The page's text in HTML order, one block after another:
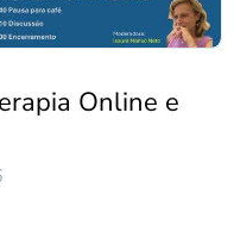
Online e